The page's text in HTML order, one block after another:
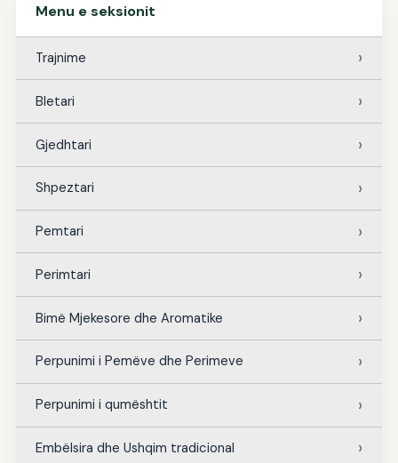
Menu e seksionit
Trajnime
Bletari
Gjedhtari
Shpeztari
Pemtari
Perimtari
Bimë Mjekesore dhe Aromatike
Perpunimi i Pemëve dhe Perimeve
Perpunimi i qumështit
Embëlsira dhe Ushqim tradicional